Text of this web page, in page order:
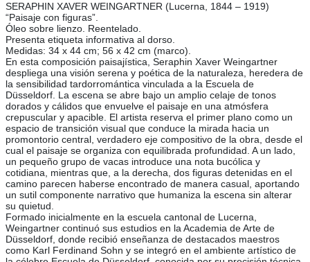
SERAPHIN XAVER WEINGARTNER (Lucerna, 1844 – 1919)
“Paisaje con figuras”.
Óleo sobre lienzo. Reentelado.
Presenta etiqueta informativa al dorso.
Medidas: 34 x 44 cm; 56 x 42 cm (marco).
En esta composición paisajística, Seraphin Xaver Weingartner
despliega una visión serena y poética de la naturaleza, heredera de
la sensibilidad tardorromántica vinculada a la Escuela de
Düsseldorf. La escena se abre bajo un amplio celaje de tonos
dorados y cálidos que envuelve el paisaje en una atmósfera
crepuscular y apacible. El artista reserva el primer plano como un
espacio de transición visual que conduce la mirada hacia un
promontorio central, verdadero eje compositivo de la obra, desde el
cual el paisaje se organiza con equilibrada profundidad. A un lado,
un pequeño grupo de vacas introduce una nota bucólica y
cotidiana, mientras que, a la derecha, dos figuras detenidas en el
camino parecen haberse encontrado de manera casual, aportando
un sutil componente narrativo que humaniza la escena sin alterar
su quietud.
Formado inicialmente en la escuela cantonal de Lucerna,
Weingartner continuó sus estudios en la Academia de Arte de
Düsseldorf, donde recibió enseñanza de destacados maestros
como Karl Ferdinand Sohn y se integró en el ambiente artístico de